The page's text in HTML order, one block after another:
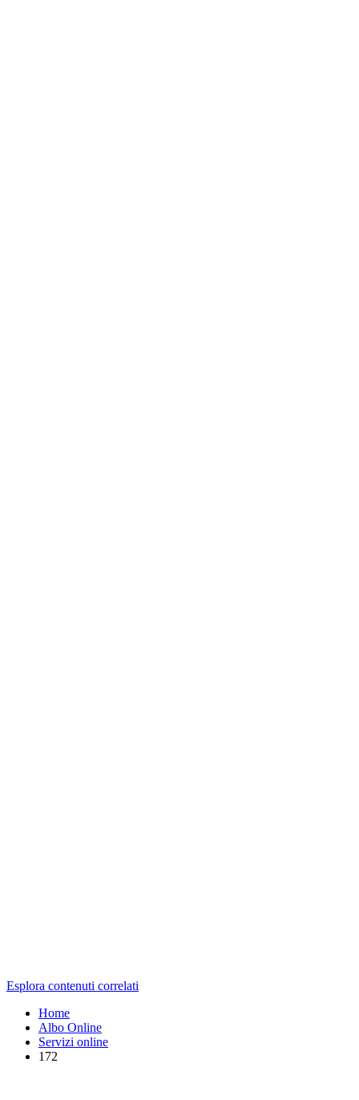
Esplora contenuti correlati
Home
Albo Online
Servizi online
172